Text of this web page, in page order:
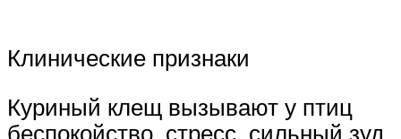
Клинические признаки
Куриный клещ вызывают у птиц
беспокойство, стресс, сильный зуд,